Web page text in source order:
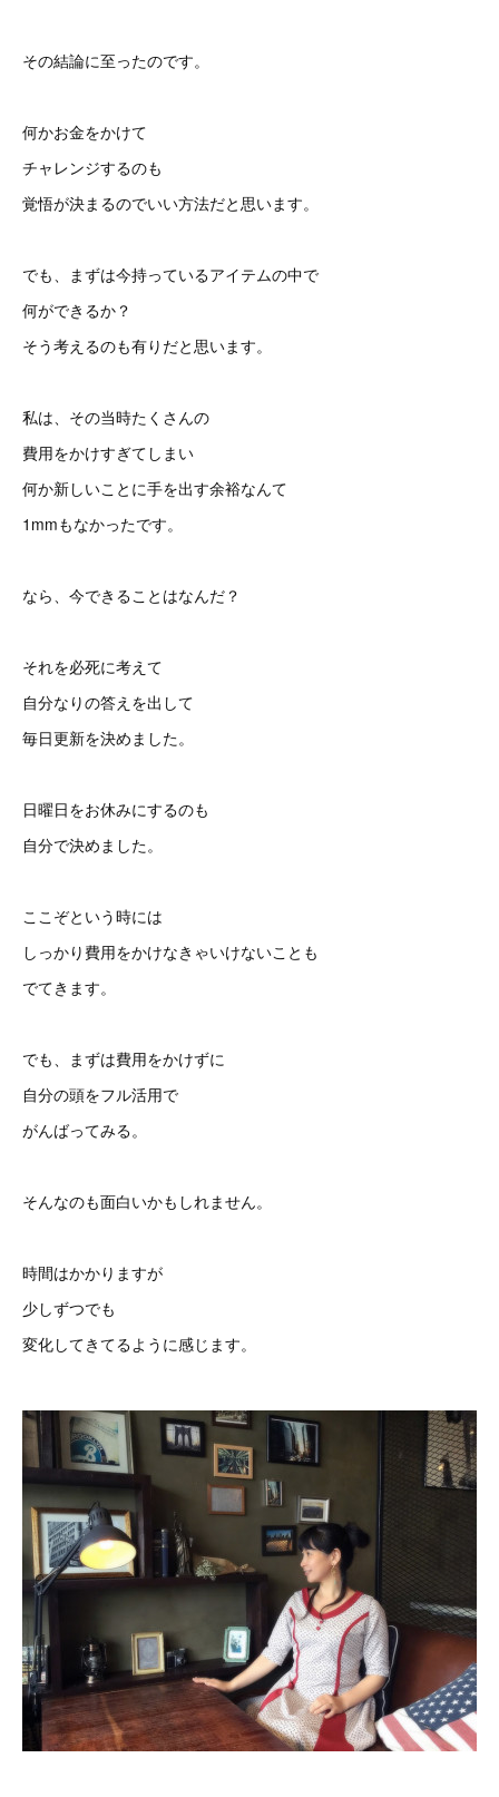
その結論に至ったのです。
何かお金をかけて
チャレンジするのも
覚悟が決まるのでいい方法だと思います。
でも、まずは今持っているアイテムの中で
何ができるか？
そう考えるのも有りだと思います。
私は、その当時たくさんの
費用をかけすぎてしまい
何か新しいことに手を出す余裕なんて
1mmもなかったです。
なら、今できることはなんだ？
それを必死に考えて
自分なりの答えを出して
毎日更新を決めました。
日曜日をお休みにするのも
自分で決めました。
ここぞという時には
しっかり費用をかけなきゃいけないことも
でてきます。
でも、まずは費用をかけずに
自分の頭をフル活用で
がんばってみる。
そんなのも面白いかもしれません。
時間はかかりますが
少しずつでも
変化してきてるように感じます。